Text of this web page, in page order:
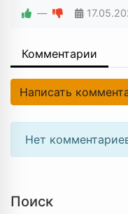
—
Комментарии
Написать
Нет
Поиск